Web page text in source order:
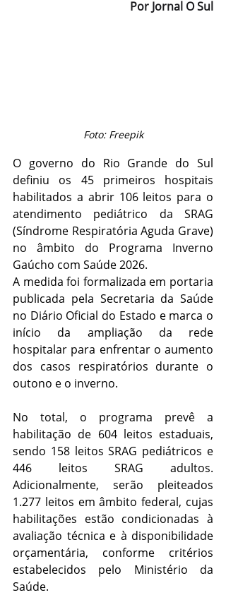
Por Jornal O Sul
Foto: Freepik
O governo do Rio Grande do Sul
definiu os 45 primeiros hospitais
habilitados a abrir 106 leitos para o
atendimento pediátrico da SRAG
(Síndrome Respiratória Aguda Grave)
no âmbito do Programa Inverno
Gaúcho com Saúde 2026.
A medida foi formalizada em portaria
publicada pela Secretaria da Saúde
no Diário Oficial do Estado e marca o
início da ampliação da rede
hospitalar para enfrentar o aumento
dos casos respiratórios durante o
outono e o inverno.
No total, o programa prevê a
habilitação de 604 leitos estaduais,
sendo 158 leitos SRAG pediátricos e
446 leitos SRAG adultos.
Adicionalmente, serão pleiteados
1.277 leitos em âmbito federal, cujas
habilitações estão condicionadas à
avaliação técnica e à disponibilidade
orçamentária, conforme critérios
estabelecidos pelo Ministério da
Saúde.